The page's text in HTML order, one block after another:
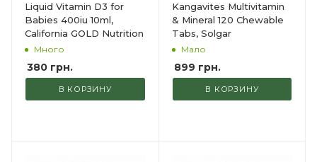
Liquid Vitamin D3 for
Babies 400iu 10ml,
California GOLD Nutrition
Много
380 грн.
В КОРЗИНУ
Kangavites Multivitamin
& Mineral 120 Chewable
Tabs, Solgar
Мало
899 грн.
В КОРЗИНУ